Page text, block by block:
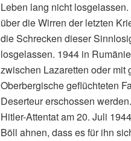
Leben lang nicht
über die Wirren der letzten
die Schrecken dieser
losgelassen. 1944 in
zwischen Lazaretten oder
Oberbergische geflüchteten
Deserteur erschossen
Hitler-Attentat am 20. Juli
Böll ahnen, dass es für ihn